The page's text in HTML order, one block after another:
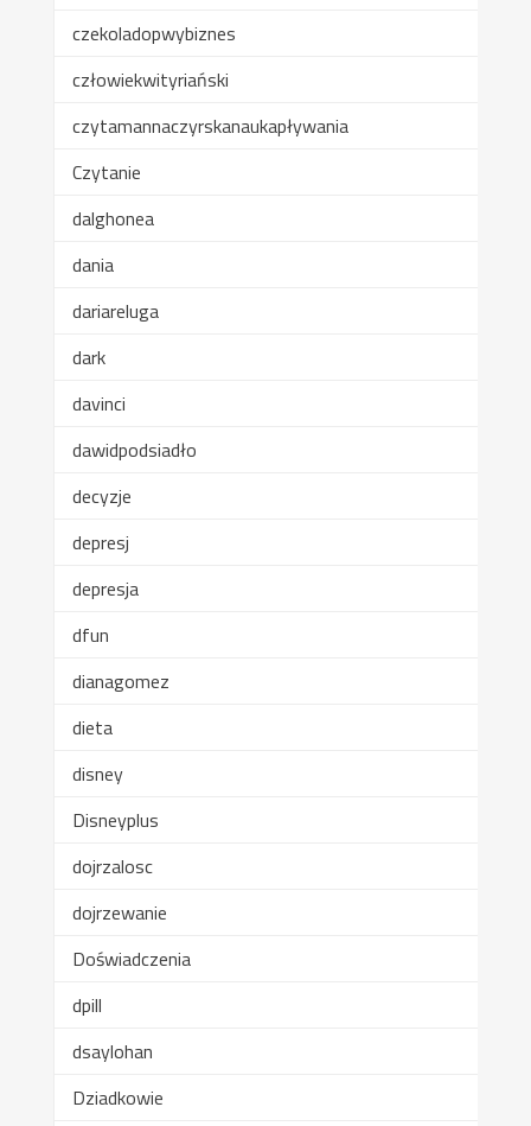
czekoladopwybiznes
człowiekwityriański
czytamannaczyrskanaukapływania
Czytanie
dalghonea
dania
dariareluga
dark
davinci
dawidpodsiadło
decyzje
depresj
depresja
dfun
dianagomez
dieta
disney
Disneyplus
dojrzalosc
dojrzewanie
Doświadczenia
dpill
dsaylohan
Dziadkowie